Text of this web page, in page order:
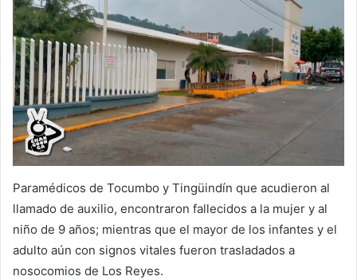
Paramédicos de Tocumbo y Tingüindín que acudieron al
llamado de auxilio, encontraron fallecidos a la mujer y al
niño de 9 años; mientras que el mayor de los infantes y el
adulto aún con signos vitales fueron trasladados a
nosocomios de Los Reyes.